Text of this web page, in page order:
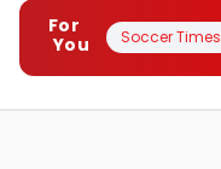
For
You
Soccer Times